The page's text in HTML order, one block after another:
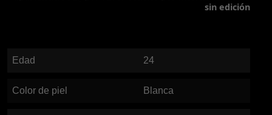
sin edición
Edad 24
Color de piel Blanca